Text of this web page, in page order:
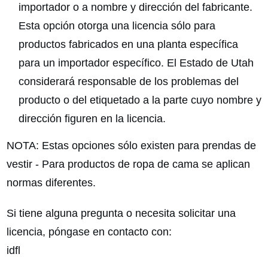
importador o a nombre y dirección del fabricante.
Esta opción otorga una licencia sólo para
productos fabricados en una planta específica
para un importador específico. El Estado de Utah
considerará responsable de los problemas del
producto o del etiquetado a la parte cuyo nombre y
dirección figuren en la licencia.
NOTA: Estas opciones sólo existen para prendas de
vestir - Para productos de ropa de cama se aplican
normas diferentes.
Si tiene alguna pregunta o necesita solicitar una
licencia, póngase en contacto con:
idfl